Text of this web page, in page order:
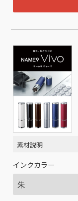
素材説明
インクカラー